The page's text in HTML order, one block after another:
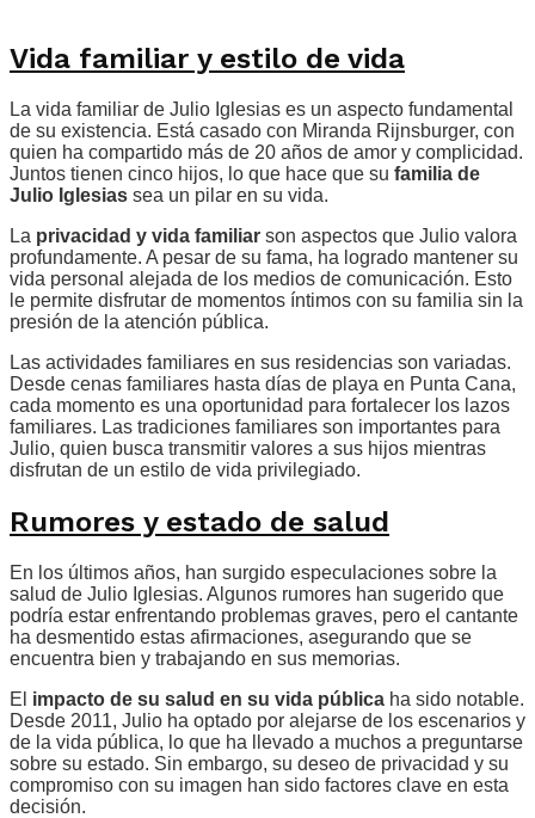
Vida familiar y estilo de vida
La vida familiar de Julio Iglesias es un aspecto fundamental
de su existencia. Está casado con Miranda Rijnsburger, con
quien ha compartido más de 20 años de amor y complicidad.
Juntos tienen cinco hijos, lo que hace que su familia de
Julio Iglesias sea un pilar en su vida.
La privacidad y vida familiar son aspectos que Julio valora
profundamente. A pesar de su fama, ha logrado mantener su
vida personal alejada de los medios de comunicación. Esto
le permite disfrutar de momentos íntimos con su familia sin la
presión de la atención pública.
Las actividades familiares en sus residencias son variadas.
Desde cenas familiares hasta días de playa en Punta Cana,
cada momento es una oportunidad para fortalecer los lazos
familiares. Las tradiciones familiares son importantes para
Julio, quien busca transmitir valores a sus hijos mientras
disfrutan de un estilo de vida privilegiado.
Rumores y estado de salud
En los últimos años, han surgido especulaciones sobre la
salud de Julio Iglesias. Algunos rumores han sugerido que
podría estar enfrentando problemas graves, pero el cantante
ha desmentido estas afirmaciones, asegurando que se
encuentra bien y trabajando en sus memorias.
El impacto de su salud en su vida pública ha sido notable.
Desde 2011, Julio ha optado por alejarse de los escenarios y
de la vida pública, lo que ha llevado a muchos a preguntarse
sobre su estado. Sin embargo, su deseo de privacidad y su
compromiso con su imagen han sido factores clave en esta
decisión.